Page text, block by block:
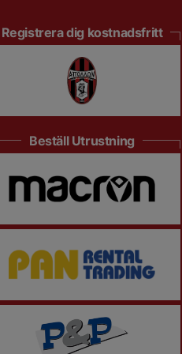
Registrera dig kostnadsfritt
Beställ Utrustning